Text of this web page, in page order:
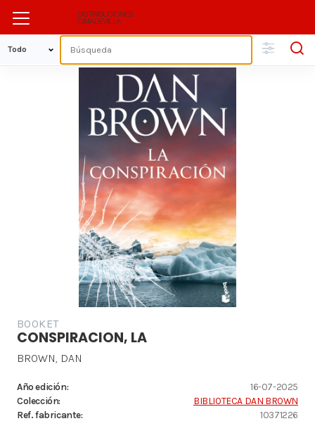
BOOKET
CONSPIRACION, LA
BROWN, DAN
Año edición:
16-07-2025
Colección:
BIBLIOTECA DAN BROWN
Ref. fabricante:
10371226